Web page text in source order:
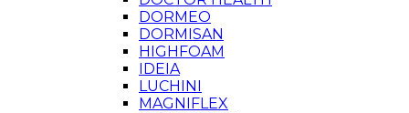
DORMEO
DORMISAN
HIGHFOAM
IDEIA
LUCHINI
MAGNIFLEX